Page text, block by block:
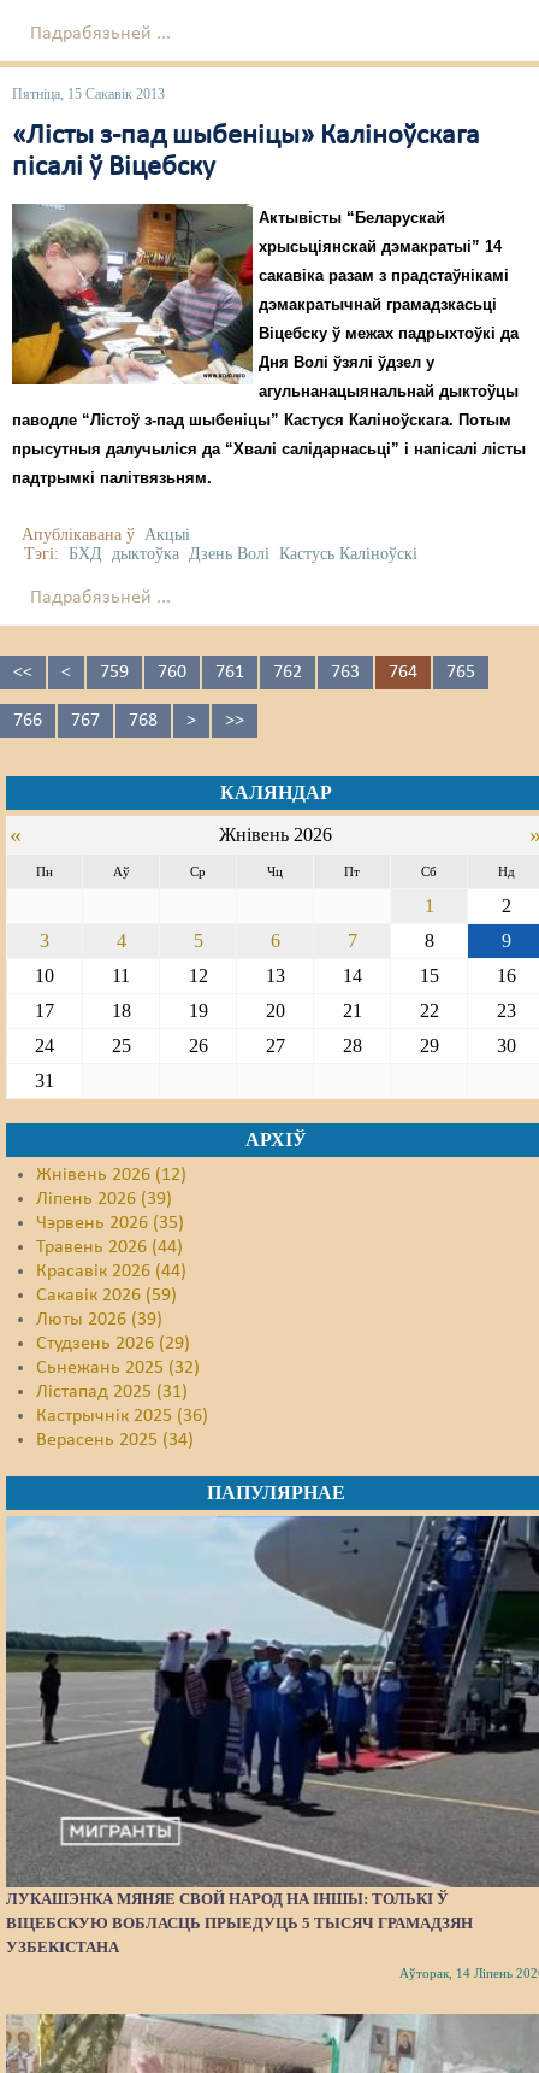
Падрабязьней ...
Пятніца, 15 Сакавік 2013
«Лісты з-пад шыбеніцы» Каліноўскага
пісалі ў Віцебску
Актывісты “Беларускай
хрысьціянскай дэмакратыі” 14
сакавіка разам з прадстаўнікамі
дэмакратычнай грамадзкасьці
Віцебску ў межах падрыхтоўкі да
Дня Волі ўзялі ўдзел у
агульнанацыянальнай дыктоўцы
паводле “Лістоў з-пад шыбеніцы” Кастуся Каліноўскага. Потым
прысутныя далучыліся да “Хвалі салідарнасьці” і напісалі лісты
падтрымкі палітвязьням.
Апублікавана ў Акцыі
Тэгі: БХД дыктоўка Дзень Волі Кастусь Каліноўскі
Падрабязьней ...
<< < 759 760 761 762 763 764 765
766 767 768 > >>
КАЛЯНДАР
« Жнівень 2026
Пн Аў Ср Чц Пт Сб Нд
1
2
3
4 5 6 7 8
9
10
11 12 13 14 15
16
17
18 19 20 21 22
23
24
25 26 27 28 29
30
31
АРХІЎ
Жнівень 2026 (12)
Ліпень 2026 (39)
Чэрвень 2026 (35)
Травень 2026 (44)
Красавік 2026 (44)
Сакавік 2026 (59)
Люты 2026 (39)
Студзень 2026 (29)
Сьнежань 2025 (32)
Лістапад 2025 (31)
Кастрычнік 2025 (36)
Верасень 2025 (34)
ПАПУЛЯРНАЕ
ЛУКАШЭНКА МЯНЯЕ СВОЙ НАРОД НА ІНШЫ: ТОЛЬКІ Ў
ВІЦЕБСКУЮ ВОБЛАСЦЬ ПРЫЕДУЦЬ 5 ТЫСЯЧ ГРАМАДЗЯН
УЗБЕКІСТАНА
Аўторак, 14 Ліпень